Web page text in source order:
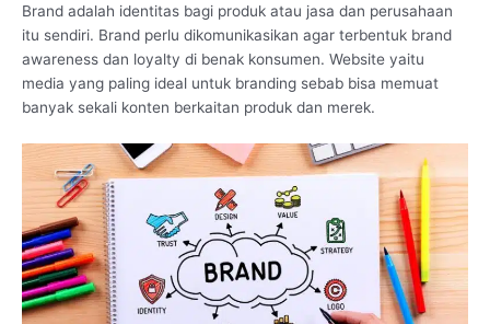
Brand adalah identitas bagi produk atau jasa dan perusahaan
itu sendiri. Brand perlu dikomunikasikan agar terbentuk brand
awareness dan loyalty di benak konsumen. Website yaitu
media yang paling ideal untuk branding sebab bisa memuat
banyak sekali konten berkaitan produk dan merek.